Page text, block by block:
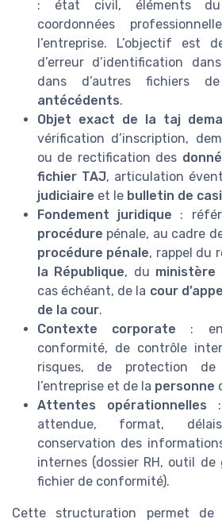
: état civil, éléments
coordonnées
l’entreprise. L’objectif est
d’erreur d’identification
dans d’autres fichiers
antécédents.
Objet exact de la taj
vérification d’inscription,
ou de rectification des
fichier TAJ, articulation
judiciaire et le bulletin de
Fondement juridique :
procédure pénale, au cadre
procédure pénale, rappel du
la République, du ministère
cas échéant, de la cour
de la cour.
Contexte corporate :
conformité, de contrôle
risques, de protection
l’entreprise et de la personne
Attentes opérationnelles :
attendue, format,
conservation des
internes (dossier RH, outil de
fichier de conformité).
Cette structuration permet